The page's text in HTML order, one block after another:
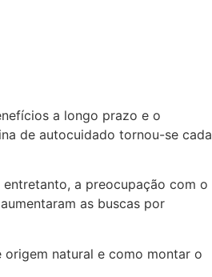
a longo prazo e o
de autocuidado tornou-se cada
a preocupação com o
as buscas por
natural e como montar o